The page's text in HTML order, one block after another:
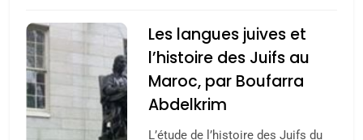
Les langues juives et
l’histoire des Juifs au
Maroc, par Boufarra
Abdelkrim
L’étude de l’histoire des Juifs du
2025, l’année la plus
meurtrière selon le
rapport d’ADL contre
l’antisémitisme
6
FIÈRE, DIGNE ET RÉSILIENTE :